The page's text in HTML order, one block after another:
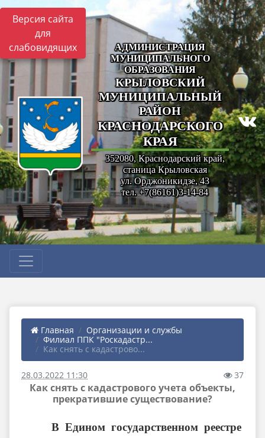
Версия сайта
для
слабовидящих
АДМИНИСТРАЦИЯ
МУНИЦИПАЛЬНОГО
ОБРАЗОВАНИЯ
КРЫЛОВСКИЙ
МУНИЦИПАЛЬНЫЙ
РАЙОН
КРАСНОДАРСКОГО
КРАЯ
352080, Краснодарский край,
станица Крыловская
ул. Орджоникидзе, 43
тел. +7(86161)3-14-84
Главная
Организации и службы
Филиал ППК "Роскадастр...
Как снять с кадастрово...
28.03.2022 11:30 37
Как снять с кадастрового учета объекты,
прекратившие существование?
В Едином государственном реестре